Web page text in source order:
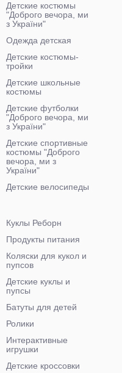
Детские костюмы
"Доброго вечора, ми
з України"
Одежда детская
Детские костюмы-
тройки
Детские школьные
костюмы
Детские футболки
"Доброго вечора, ми
з України"
Детские спортивные
костюмы "Доброго
вечора, ми з
України"
Детские велосипеды
Куклы Реборн
Продукты питания
Коляски для кукол и
пупсов
Детские куклы и
пупсы
Батуты для детей
Ролики
Интерактивные
игрушки
Детские кроссовки